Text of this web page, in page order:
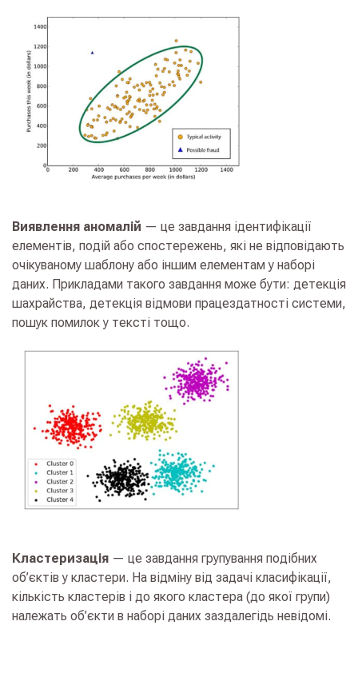
Виявлення аномалій — це завдання ідентифікації
елементів, подій або спостережень, які не відповідають
очікуваному шаблону або іншим елементам у наборі
даних. Прикладами такого завдання може бути: детекція
шахрайства, детекція відмови працездатності системи,
пошук помилок у тексті тощо.
Кластеризація — це завдання групування подібних
об’єктів у кластери. На відміну від задачі класифікації,
кількість кластерів і до якого кластера (до якої групи)
належать об’єкти в наборі даних заздалегідь невідомі.